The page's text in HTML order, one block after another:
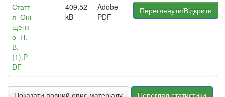
Статт
я_Оні
щенк
о_Н.
В.
(1).P
DF
409,52
kB
Adobe
PDF
Переглянути/Відкрити
Показати повний опис матеріалу Перегляд статистики